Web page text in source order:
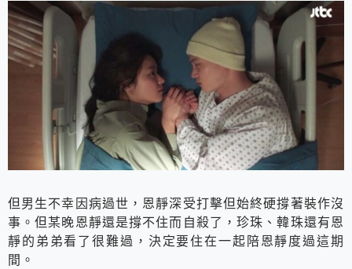
但男生不幸因病過世，恩靜深受打擊但始終硬撐著裝作沒
事。但某晚恩靜還是撐不住而自殺了，珍珠、韓珠還有恩
靜的弟弟看了很難過，決定要住在一起陪恩靜度過這期
間。